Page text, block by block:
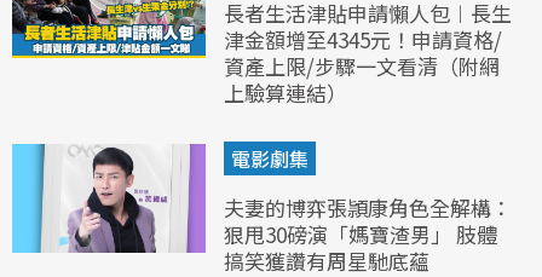
長者生活津貼申請懶人包︱長生
津金額增至4345元！申請資格/
資產上限/步驟一文看清（附網
上驗算連結）
電影劇集
夫妻的博弈張頴康角色全解構：
狠甩30磅演「媽寶渣男」 肢體
搞笑獲讚有周星馳底蘊